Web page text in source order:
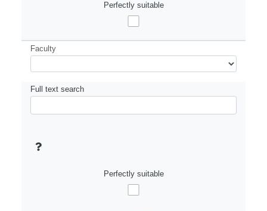
Perfectly suitable
Faculty
Full text search
Perfectly suitable